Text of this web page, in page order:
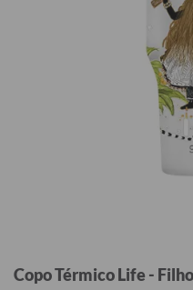
Copo Térmico Life -